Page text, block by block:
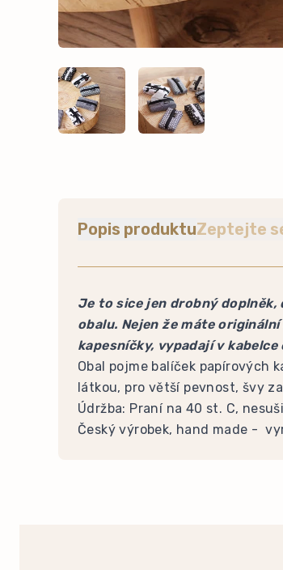
Popis produktuZeptejte
Je to sice jen drobný doplněk,
obalu. Nejen že máte
kapesníčky, vypadají v
Obal pojme balíček papírových
látkou, pro větší pevnost, švy
Údržba: Praní na 40 st. C,
Český výrobek, hand made -